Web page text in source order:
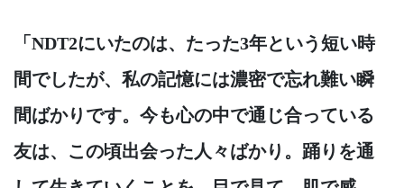
「NDT2にいたのは、たった3年という短い時
間でしたが、私の記憶には濃密で忘れ難い瞬
間ばかりです。今も心の中で通じ合っている
友は、この頃出会った人々ばかり。踊りを通